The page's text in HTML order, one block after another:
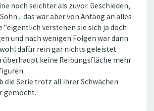
noch seichter als zuvor. Geschieden,
.. das war aber von Anfang an alles
"eigentlich verstehen sie sich ja doch
und nach wenigen Folgen war dann
dafür rein gar nichts geleistet
überhaupt keine Reibungsfläche mehr
die Serie trotz all ihrer Schwächen
gemocht.